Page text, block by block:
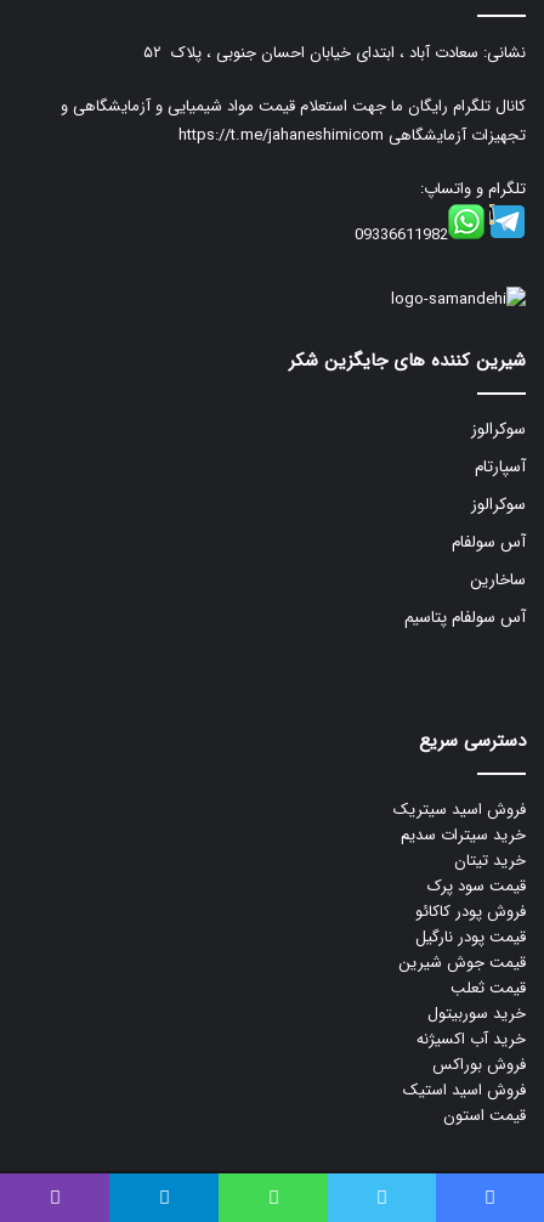
نشانی: سعادت آباد ، ابتدای خیابان احسان جنوبی ، پلاک ۵۲
کانال تلگرام رایگان ما جهت استعلام قیمت مواد شیمیایی و آزمایشگاهی و
تجهیزات آزمایشگاهی https://t.me/jahaneshimicom
تلگرام و واتساپ:
09336611982
شیرین کننده های جایگزین شکر
سوکرالوز
آسپارتام
سوکرالوز
آس سولفام
ساخارین
آس سولفام پتاسیم
دسترسی سریع
فروش اسید سیتریک
خرید سیترات سدیم
خرید تیتان
قیمت سود پرک
فروش پودر کاکائو
قیمت پودر نارگیل
قیمت جوش شیرین
قیمت ثعلب
خرید سوربیتول
خرید آب اکسیژنه
فروش بوراکس
فروش اسید استیک
قیمت استون
طراحی وبسایت، سئو و پشتیبانس توسط آژانس دیجیتال مارکتینگ نبض نو